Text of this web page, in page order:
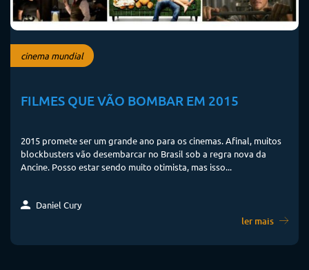
cinema mundial
FILMES QUE VÃO BOMBAR EM 2015
2015 promete ser um grande ano para os cinemas. Afinal, muitos
blockbusters vão desembarcar no Brasil sob a regra nova da
Ancine. Posso estar sendo muito otimista, mas isso...
Daniel Cury
ler mais